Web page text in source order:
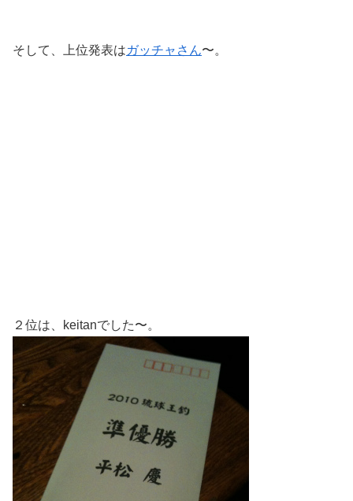
そして、上位発表はガッチャさん〜。
２位は、keitanでした〜。